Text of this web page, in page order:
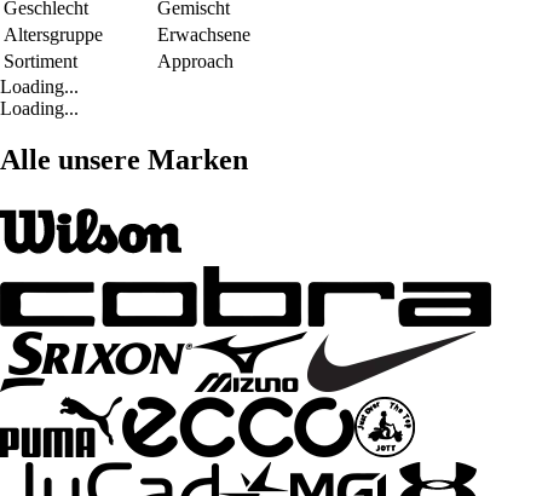
Geschlecht
Gemischt
Altersgruppe
Erwachsene
Sortiment
Approach
Loading...
Loading...
Alle unsere Marken